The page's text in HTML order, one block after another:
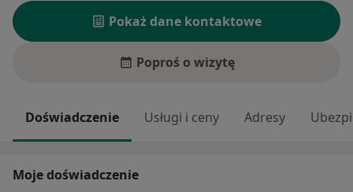
Pokaż dane kontaktowe
Poproś o wizytę
Doświadczenie Usługi i ceny Adresy
Moje doświadczenie